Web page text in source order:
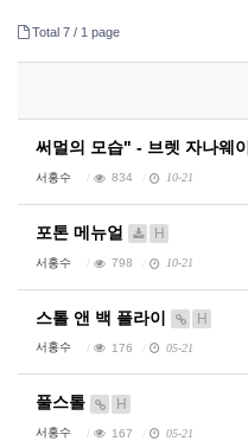
Total 7 / 1 page
써멀의 모습" - 브렛 자나웨이
서홍수 834 10-21
포톤 메뉴얼 H
서홍수 798 10-21
스톨 앤 백 플라이 H
서홍수 176 05-21
풀스톨 H
서홍수 167 05-21